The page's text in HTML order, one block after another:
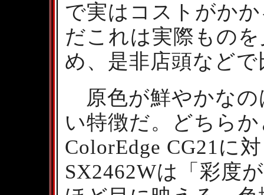
で実はコストがか
だこれは実際もの
め、是非店頭など
原色が鮮やかなの
い特徴だ。どちら
ColorEdge CG21に
SX2462Wは「彩度